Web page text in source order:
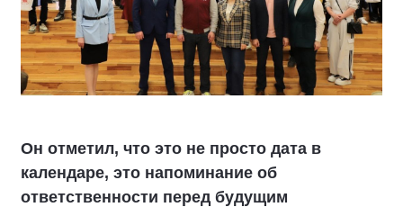
Он отметил, что это не просто дата в
календаре, это напоминание об
ответственности перед будущим